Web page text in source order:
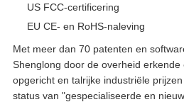
US FCC-certificering
EU CE- en RoHS-naleving
Met meer dan 70 patenten en
Shenglong door de overheid erkende
opgericht en talrijke industriële
status van "gespecialiseerde en